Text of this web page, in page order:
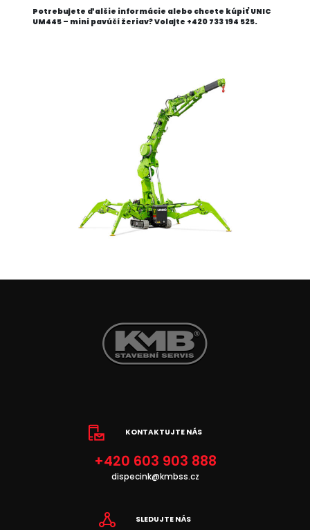
Potrebujete ďalšie informácie alebo chcete kúpiť UNIC
UM445 – mini pavúčí žeriav? Volajte +420 733 194 525.
KONTAKTUJTE NÁS
+420 603 903 888
dispecink@kmbss.cz
SLEDUJTE NÁS